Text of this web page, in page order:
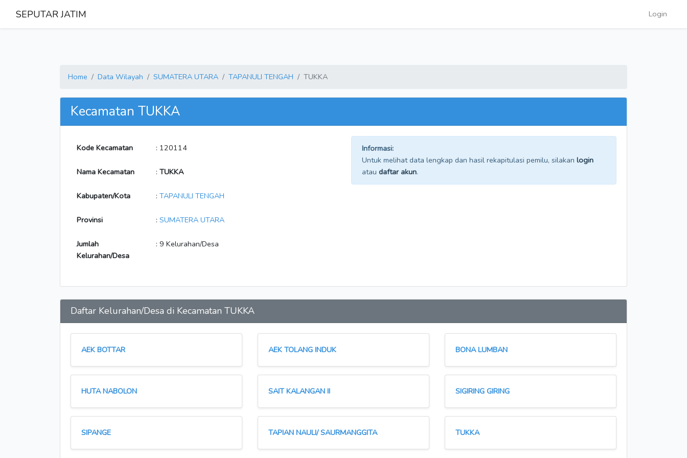
SEPUTAR JATIM Login
Home Data Wilayah SUMATERA UTARA TAPANULI TENGAH TUKKA
Kecamatan TUKKA
Kode Kecamatan : 120114
Nama Kecamatan : TUKKA
Kabupaten/Kota : TAPANULI TENGAH
Provinsi : SUMATERA UTARA
Jumlah
Kelurahan/Desa
: 9 Kelurahan/Desa
Informasi:
Untuk melihat data lengkap dan hasil rekapitulasi pemilu, silakan login
atau daftar akun.
Daftar Kelurahan/Desa di Kecamatan TUKKA
AEK BOTTAR AEK TOLANG INDUK BONA LUMBAN
HUTA NABOLON SAIT KALANGAN II SIGIRING GIRING
SIPANGE TAPIAN NAULI/ SAURMANGGITA TUKKA